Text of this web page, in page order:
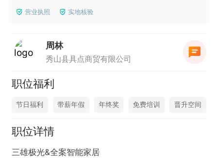
营业执照 实地核验
周林
秀山县具点商贸有限公司
职位福利
节日福利 带薪年假 年终奖 免费培训 晋升空间
职位详情
三雄极光&全案智能家居